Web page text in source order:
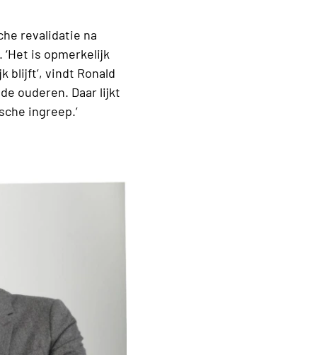
revalidatie na
is opmerkelijk
blijft’, vindt Ronald
ouderen. Daar lijkt
ingreep.’